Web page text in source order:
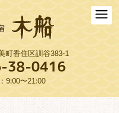
町香住区訓谷383-1
9:00〜21:00